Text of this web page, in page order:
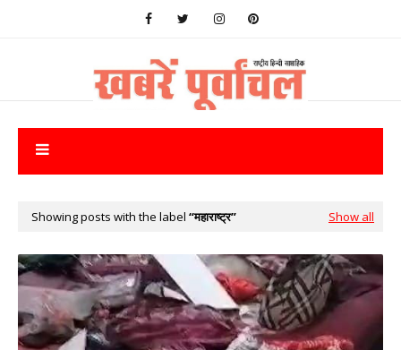
Showing posts with the label महाराष्ट्र Show all